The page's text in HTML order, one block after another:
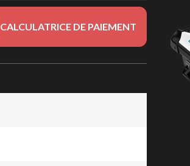
CALCULATRICE DE PAIEMENT